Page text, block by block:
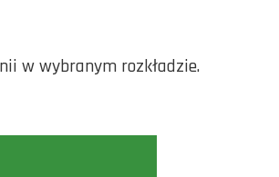
w wybranym rozkładzie.